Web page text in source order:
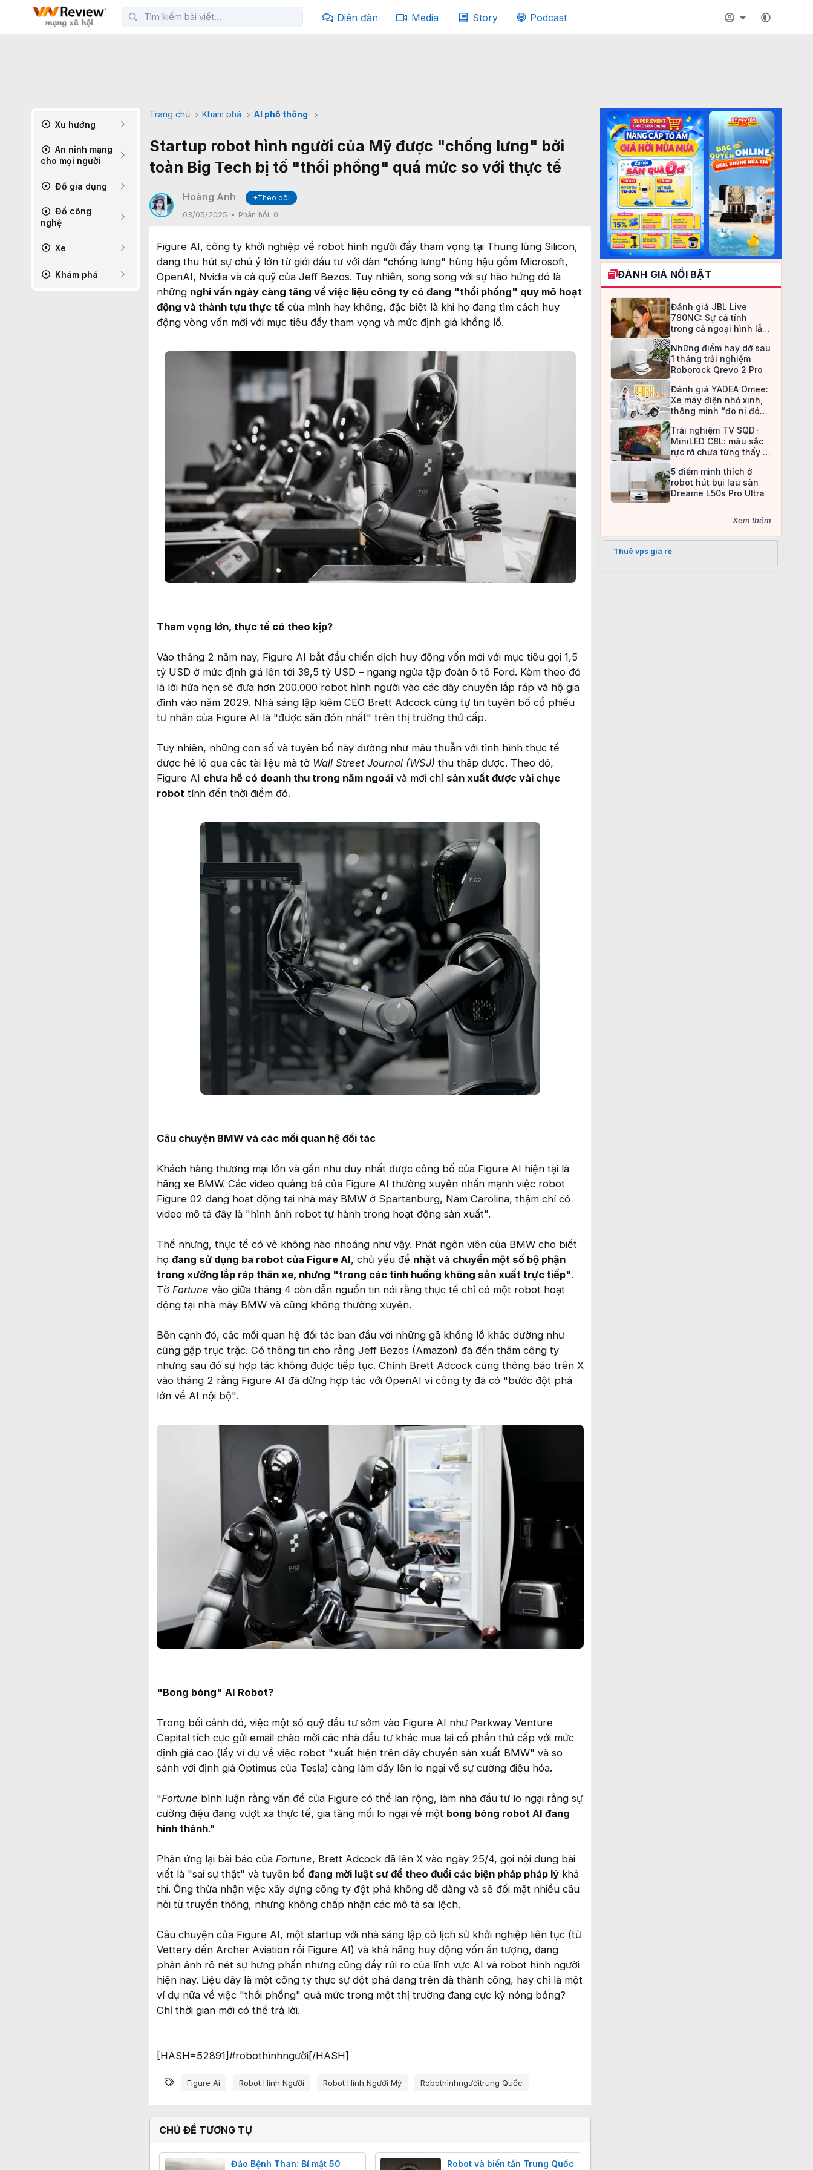
Diễn đàn Media Story Podcast
Xu hướng
An ninh mạng
cho mọi người
Đồ gia dụng
Đồ công
nghệ
Xe
Khám phá
Trang chủ Khám phá AI phổ thông
Startup robot hình người của Mỹ được "chống lưng" bởi
toàn Big Tech bị tố "thổi phồng" quá mức so với thực tế
Hoàng Anh
+Theo dõi
03/05/2025
Phản hồi: 0
Figure AI, công ty khởi nghiệp về robot hình người đầy tham vọng tại Thung lũng Silicon,
đang thu hút sự chú ý lớn từ giới đầu tư với dàn "chống lưng" hùng hậu gồm Microsoft,
OpenAI, Nvidia và cả quỹ của Jeff Bezos. Tuy nhiên, song song với sự hào hứng đó là
những nghi vấn ngày càng tăng về việc liệu công ty có đang "thổi phồng" quy mô hoạt
động và thành tựu thực tế của mình hay không, đặc biệt là khi họ đang tìm cách huy
động vòng vốn mới với mục tiêu đầy tham vọng và mức định giá khổng lồ.
Tham vọng lớn, thực tế có theo kịp?
Vào tháng 2 năm nay, Figure AI bắt đầu chiến dịch huy động vốn mới với mục tiêu gọi 1,5
tỷ USD ở mức định giá lên tới 39,5 tỷ USD – ngang ngửa tập đoàn ô tô Ford. Kèm theo đó
là lời hứa hẹn sẽ đưa hơn 200.000 robot hình người vào các dây chuyền lắp ráp và hộ gia
đình vào năm 2029. Nhà sáng lập kiêm CEO Brett Adcock cũng tự tin tuyên bố cổ phiếu
tư nhân của Figure AI là "được săn đón nhất" trên thị trường thứ cấp.
Tuy nhiên, những con số và tuyên bố này dường như mâu thuẫn với tình hình thực tế
được hé lộ qua các tài liệu mà tờ Wall Street Journal (WSJ) thu thập được. Theo đó,
Figure AI chưa hề có doanh thu trong năm ngoái và mới chỉ sản xuất được vài chục
robot tính đến thời điểm đó.
Câu chuyện BMW và các mối quan hệ đối tác
Khách hàng thương mại lớn và gần như duy nhất được công bố của Figure AI hiện tại là
hãng xe BMW. Các video quảng bá của Figure AI thường xuyên nhấn mạnh việc robot
Figure 02 đang hoạt động tại nhà máy BMW ở Spartanburg, Nam Carolina, thậm chí có
video mô tả đây là "hình ảnh robot tự hành trong hoạt động sản xuất".
Thế nhưng, thực tế có vẻ không hào nhoáng như vậy. Phát ngôn viên của BMW cho biết
họ đang sử dụng ba robot của Figure AI, chủ yếu để nhặt và chuyển một số bộ phận
trong xưởng lắp ráp thân xe, nhưng "trong các tình huống không sản xuất trực tiếp".
Tờ Fortune vào giữa tháng 4 còn dẫn nguồn tin nói rằng thực tế chỉ có một robot hoạt
động tại nhà máy BMW và cũng không thường xuyên.
Bên cạnh đó, các mối quan hệ đối tác ban đầu với những gã khổng lồ khác dường như
cũng gặp trục trặc. Có thông tin cho rằng Jeff Bezos (Amazon) đã đến thăm công ty
nhưng sau đó sự hợp tác không được tiếp tục. Chính Brett Adcock cũng thông báo trên X
vào tháng 2 rằng Figure AI đã dừng hợp tác với OpenAI vì công ty đã có "bước đột phá
lớn về AI nội bộ".
"Bong bóng" AI Robot?
Trong bối cảnh đó, việc một số quỹ đầu tư sớm vào Figure AI như Parkway Venture
Capital tích cực gửi email chào mời các nhà đầu tư khác mua lại cổ phần thứ cấp với mức
định giá cao (lấy ví dụ về việc robot "xuất hiện trên dây chuyền sản xuất BMW" và so
sánh với định giá Optimus của Tesla) càng làm dấy lên lo ngại về sự cường điệu hóa.
"Fortune bình luận rằng vấn đề của Figure có thể lan rộng, làm nhà đầu tư lo ngại rằng sự
cường điệu đang vượt xa thực tế, gia tăng mối lo ngại về một bong bóng robot AI đang
hình thành."
Phản ứng lại bài báo của Fortune, Brett Adcock đã lên X vào ngày 25/4, gọi nội dung bài
viết là "sai sự thật" và tuyên bố đang mời luật sư để theo đuổi các biện pháp pháp lý khả
thi. Ông thừa nhận việc xây dựng công ty đột phá không dễ dàng và sẽ đối mặt nhiều câu
hỏi từ truyền thông, nhưng không chấp nhận các mô tả sai lệch.
Câu chuyện của Figure AI, một startup với nhà sáng lập có lịch sử khởi nghiệp liên tục (từ
Vettery đến Archer Aviation rồi Figure AI) và khả năng huy động vốn ấn tượng, đang
phản ánh rõ nét sự hưng phấn nhưng cũng đầy rủi ro của lĩnh vực AI và robot hình người
hiện nay. Liệu đây là một công ty thực sự đột phá đang trên đà thành công, hay chỉ là một
ví dụ nữa về việc "thổi phồng" quá mức trong một thị trường đang cực kỳ nóng bỏng?
Chỉ thời gian mới có thể trả lời.
[HASH=52891]#robothìnhngười[/HASH]
Từ khóa
Figure Ai Robot Hình Người Robot Hình Người Mỹ Robothìnhngườitrung Quốc
CHỦ ĐỀ TƯƠNG TỰ
Đảo Bệnh Than: Bí mật 50
Robot và biến tần Trung Quốc
ĐÁNH GIÁ NỔI BẬT
Đánh giá JBL Live
780NC: Sự cá tính
trong cả ngoại hình lẫn
Những điểm hay dở sau
1 tháng trải nghiệm
Roborock Qrevo 2 Pro
Đánh giá YADEA Omee:
Xe máy điện nhỏ xinh,
thông minh “đo ni đóng
Trải nghiệm TV SQD-
MiniLED C8L: màu sắc
rực rỡ chưa từng thấy ở
5 điểm mình thích ở
robot hút bụi lau sàn
Dreame L50s Pro Ultra
Xem thêm
Thuê vps giá rẻ